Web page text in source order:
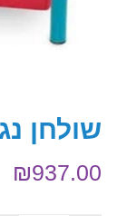
שולחן
₪937.00